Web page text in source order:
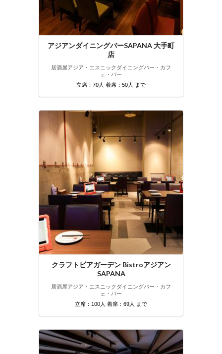
アジアンダイニングバーSAPANA 大手町
店
居酒屋アジア・エスニック ダイニングバー・カフ
ェ・バー
立席：70人 着席：50人 まで
クラフトビアガーデン Bistroアジアン
SAPANA
居酒屋アジア・エスニック ダイニングバー・カフ
ェ・バー
立席：100人 着席：69人 まで